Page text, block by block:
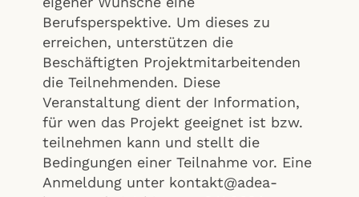
Berufsperspektive. Um dieses zu
erreichen, unterstützen die
Beschäftigten Projektmitarbeitenden
die Teilnehmenden. Diese
Veranstaltung dient der Information,
für wen das Projekt geeignet ist bzw.
teilnehmen kann und stellt die
Bedingungen einer Teilnahme vor. Eine
Anmeldung unter kontakt@adea-